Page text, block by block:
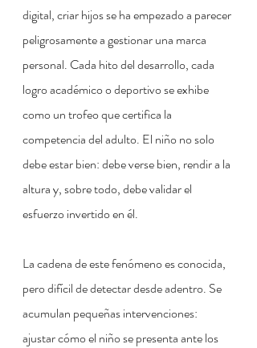
digital, criar hijos se ha empezado a parecer
peligrosamente a gestionar una marca
personal. Cada hito del desarrollo, cada
logro académico o deportivo se exhibe
como un trofeo que certifica la
competencia del adulto. El niño no solo
debe estar bien: debe verse bien, rendir a la
altura y, sobre todo, debe validar el
esfuerzo invertido en él.
La cadena de este fenómeno es conocida,
pero difícil de detectar desde adentro. Se
acumulan pequeñas intervenciones:
ajustar cómo el niño se presenta ante los